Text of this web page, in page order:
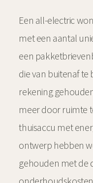
Een all-electric
met een aantal
een
die van buitenaf te
rekening
meer door ruimte
thuisaccu met
ontwerp hebben
gehouden met de